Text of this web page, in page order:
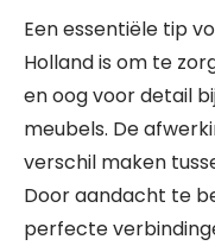
Een essentiële tip
Holland is om te
en oog voor detail
meubels. De
verschil maken
Door aandacht te
perfecte